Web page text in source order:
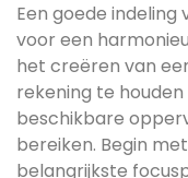
Een goede indeling
voor een
het creëren van
rekening te
beschikbare
bereiken. Begin
belangrijkste